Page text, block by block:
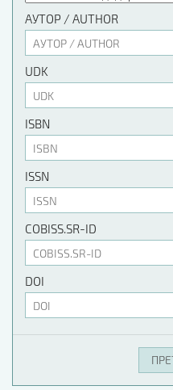
АУТОР / AUTHOR
UDK
ISBN
ISSN
COBISS.SR-ID
DOI